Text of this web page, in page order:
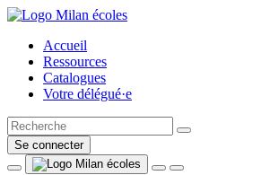
Accueil
Ressources
Catalogues
Votre délégué·e
Se connecter